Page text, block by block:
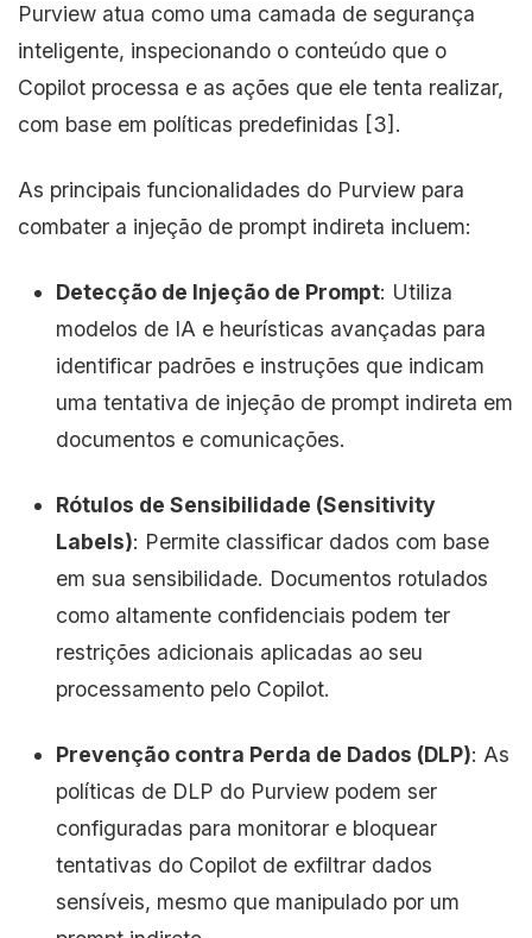
Purview atua como uma camada de segurança
inteligente, inspecionando o conteúdo que o
Copilot processa e as ações que ele tenta realizar,
com base em políticas predefinidas [3].
As principais funcionalidades do Purview para
combater a injeção de prompt indireta incluem:
Detecção de Injeção de Prompt: Utiliza
modelos de IA e heurísticas avançadas para
identificar padrões e instruções que indicam
uma tentativa de injeção de prompt indireta em
documentos e comunicações.
Rótulos de Sensibilidade (Sensitivity
Labels): Permite classificar dados com base
em sua sensibilidade. Documentos rotulados
como altamente confidenciais podem ter
restrições adicionais aplicadas ao seu
processamento pelo Copilot.
Prevenção contra Perda de Dados (DLP): As
políticas de DLP do Purview podem ser
configuradas para monitorar e bloquear
tentativas do Copilot de exfiltrar dados
sensíveis, mesmo que manipulado por um